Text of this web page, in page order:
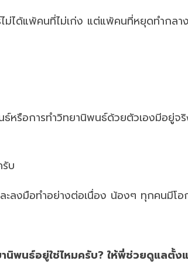
ม่ได้แพ้คนที่ไม่เก่ง แต่แพ้คนที่หยุดทำกลา
หรือการทำวิทยานิพนธ์ด้วยตัวเองมีอยู่จ
บ
ะลงมือทำอย่างต่อเนื่อง น้องๆ ทุกคนมีโ
นิพนธ์อยู่ใช่ไหมครับ? ให้พี่ช่วยดูแลตั้ง